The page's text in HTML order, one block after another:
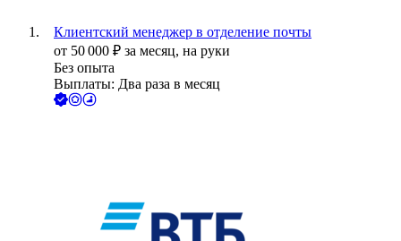
Клиентский менеджер в отделение почты
от 50 000 ₽ за месяц, на руки
Без опыта
Выплаты: Два раза в месяц